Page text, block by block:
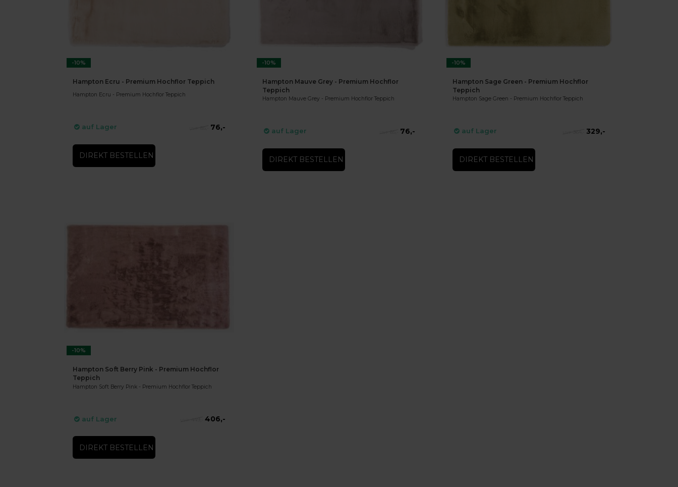
-10%
Hampton Ecru - Premium Hochflor Teppich
Hampton Ecru - Premium Hochflor Teppich
auf Lager 76,-
DIREKT BESTELLEN
-10%
Hampton Mauve Grey - Premium Hochflor
Teppich
Hampton Mauve Grey - Premium Hochflor Teppich
auf Lager 76,-
DIREKT BESTELLEN
-10%
Hampton Sage Green - Premium Hochflor
Teppich
Hampton Sage Green - Premium Hochflor Teppich
auf Lager 329,-
DIREKT BESTELLEN
-10%
Hampton Soft Berry Pink - Premium Hochflor
Teppich
Hampton Soft Berry Pink - Premium Hochflor Teppich
auf Lager 406,-
DIREKT BESTELLEN